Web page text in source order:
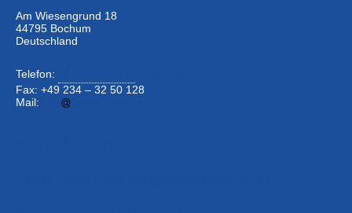
Am Wiesengrund 18
44795 Bochum
Deutschland
Telefon:
Fax: +49 234 – 32 50 128
Mail: